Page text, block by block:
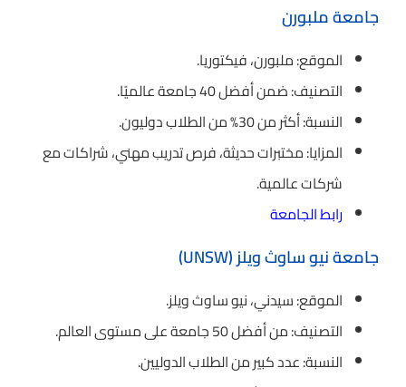
جامعة ملبورن
الموقع: ملبورن، فيكتوريا.
التصنيف: ضمن أفضل 40 جامعة عالميًا.
النسبة: أكثر من 30% من الطلاب دوليون.
المزايا: مختبرات حديثة، فرص تدريب مهني، شراكات مع
شركات عالمية.
رابط الجامعة
جامعة نيو ساوث ويلز (UNSW)
الموقع: سيدني، نيو ساوث ويلز.
التصنيف: من أفضل 50 جامعة على مستوى العالم.
النسبة: عدد كبير من الطلاب الدوليين.